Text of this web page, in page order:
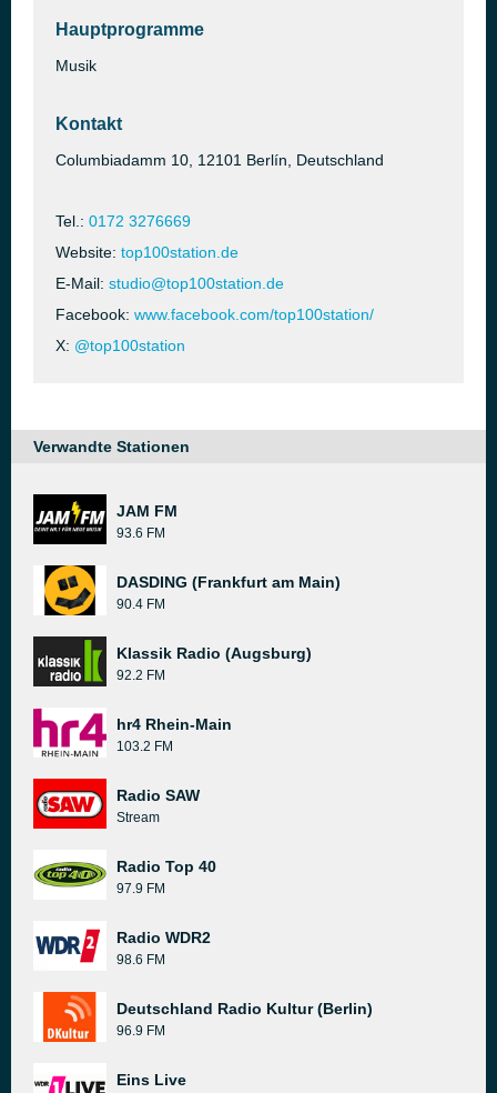
Hauptprogramme
Musik
Kontakt
Columbiadamm 10, 12101 Berlín, Deutschland
Tel.: 0172 3276669
Website: top100station.de
E-Mail: studio@top100station.de
Facebook: www.facebook.com/top100station/
X: @top100station
Verwandte Stationen
JAM FM
93.6 FM
DASDING (Frankfurt am Main)
90.4 FM
Klassik Radio (Augsburg)
92.2 FM
hr4 Rhein-Main
103.2 FM
Radio SAW
Stream
Radio Top 40
97.9 FM
Radio WDR2
98.6 FM
Deutschland Radio Kultur (Berlin)
96.9 FM
Eins Live